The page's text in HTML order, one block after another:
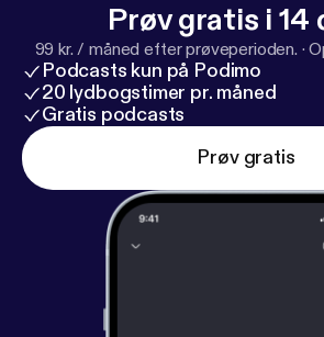
Prøv gratis i 14
99 kr. / måned efter prøveperioden. ·
Podcasts kun på Podimo
20 lydbogstimer pr. måned
Gratis podcasts
Prøv gratis